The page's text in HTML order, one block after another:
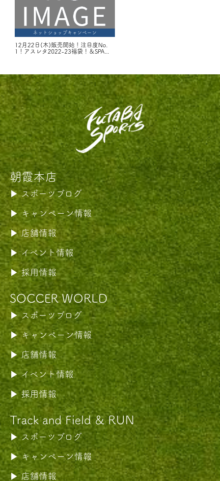
ネットショップキャンペーン
12月22日(木)販売開始！注目度No.
1！アスレタ2022-23福袋！＆SPA...
朝霞本店
スポーツブログ
キャンペーン情報
店舗情報
イベント情報
採用情報
SOCCER WORLD
スポーツブログ
キャンペーン情報
店舗情報
イベント情報
採用情報
Track and Field & RUN
スポーツブログ
キャンペーン情報
店舗情報